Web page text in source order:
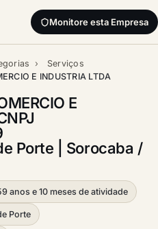
Monitore esta Empresa
›
Serviços
E INDUSTRIA LTDA
E
Porte | Sorocaba /
anos e 10 meses de atividade
Porte